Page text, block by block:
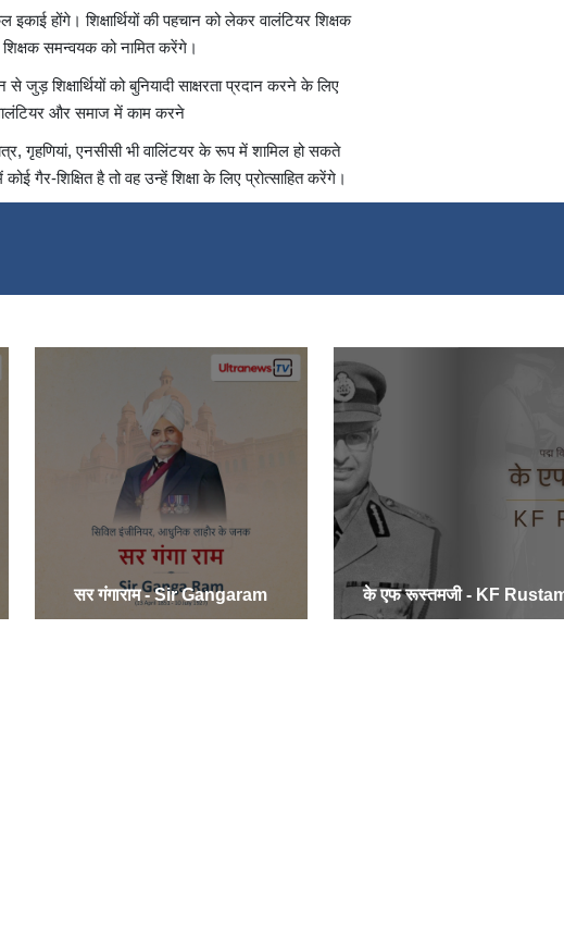
होंगे। शिक्षार्थियों की पहचान को लेकर वालंटियर शिक्षक
समन्वयक को नामित करेंगे।
शिक्षार्थियों को बुनियादी साक्षरता प्रदान करने के लिए
वालंटियर और समाज में काम करने
गृहणियां, एनसीसी भी वालिंटयर के रूप में शामिल हो सकते
गैर-शिक्षित है तो वह उन्हें शिक्षा के लिए प्रोत्साहित करेंगे।
सर गंगाराम - Sir Gangaram के एफ रूस्तमजी - KF